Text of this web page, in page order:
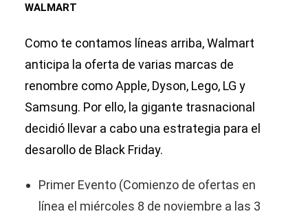
WALMART
Como te contamos líneas arriba, Walmart
anticipa la oferta de varias marcas de
renombre como Apple, Dyson, Lego, LG y
Samsung. Por ello, la gigante trasnacional
decidió llevar a cabo una estrategia para el
desarollo de Black Friday.
Primer Evento (Comienzo de ofertas en
línea el miércoles 8 de noviembre a las 3